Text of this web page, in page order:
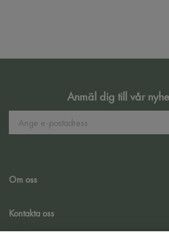
Anmäl dig till vår
Om oss
Kontakta oss